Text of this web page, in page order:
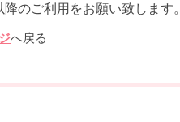
のご利用をお願い致します
へ戻る